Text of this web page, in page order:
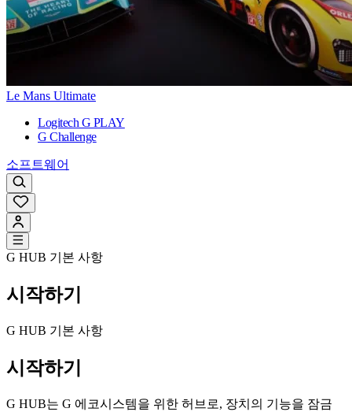
Le Mans Ultimate
Logitech G PLAY
G Challenge
소프트웨어
G HUB 기본 사항
시작하기
G HUB 기본 사항
시작하기
G HUB는 G 에코시스템을 위한 허브로, 장치의 기능을 잠금